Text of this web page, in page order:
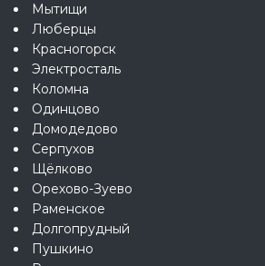
Мытищи
Люберцы
Красногорск
Электросталь
Коломна
Одинцово
Домодедово
Серпухов
Щёлково
Орехово-Зуево
Раменское
Долгопрудный
Пушкино